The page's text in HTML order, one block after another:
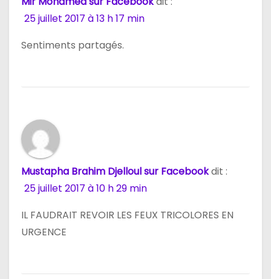
25 juillet 2017 à 13 h 17 min
Sentiments partagés.
Mustapha Brahim Djelloul sur Facebookdit :
25 juillet 2017 à 10 h 29 min
IL FAUDRAIT REVOIR LES FEUX TRICOLORES EN
URGENCE